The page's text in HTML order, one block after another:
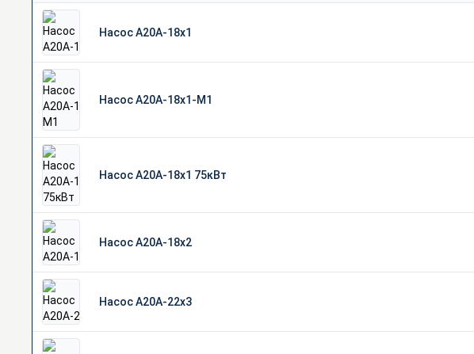
Насос А20А-18х1
Насос А20А-18х1-М1
Насос А20А-18х1 75кВт
Насос А20А-18х2
Насос А20А-22х3